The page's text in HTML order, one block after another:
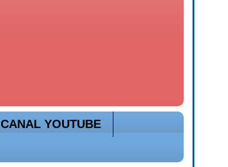
CANAL YOUTUBE